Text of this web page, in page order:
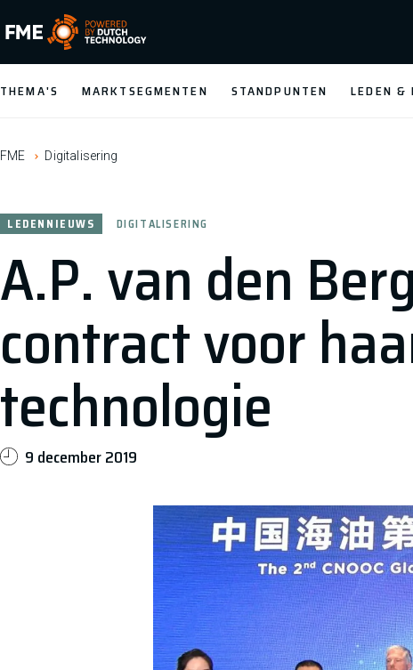
FME Logo, to the homepage
THEMA'S MARKTSEGMENTEN STANDPUNTEN LEDEN &
FME Digitalisering
A.P. van den
contract voor
technologie
LEDENNIEUWS DIGITALISERING
9 december 2019